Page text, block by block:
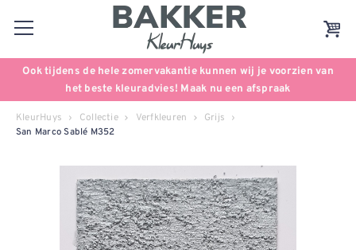
Ook tijdens de hele zomervakantie kunnen wij je voorzien van
het beste kleuradvies! Maak nu een afspraak
KleurHuys Collectie Verfkleuren Grijs
San Marco Sablé M352